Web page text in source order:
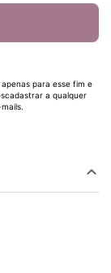
para esse fim e
a qualquer